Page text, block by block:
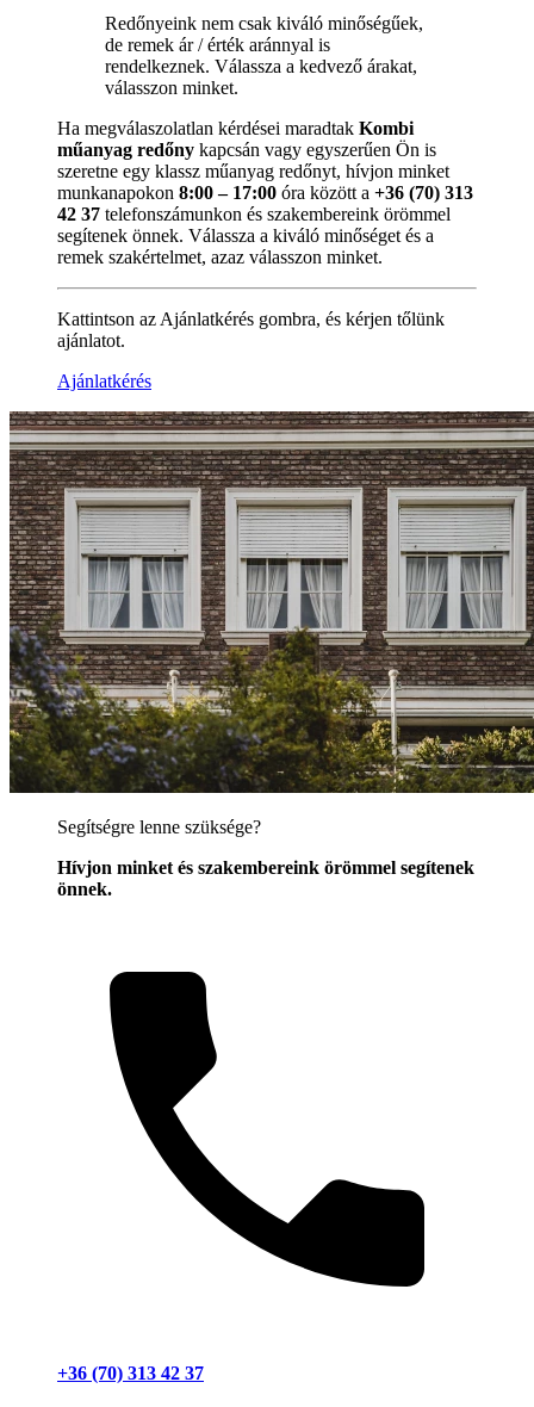
Redőnyeink nem csak kiváló minőségűek,
de remek ár / érték aránnyal is
rendelkeznek. Válassza a kedvező árakat,
válasszon minket.
Ha megválaszolatlan kérdései maradtak Kombi
műanyag redőny kapcsán vagy egyszerűen Ön is
szeretne egy klassz műanyag redőnyt, hívjon minket
munkanapokon 8:00 – 17:00 óra között a +36 (70) 313
42 37 telefonszámunkon és szakembereink örömmel
segítenek önnek. Válassza a kiváló minőséget és a
remek szakértelmet, azaz válasszon minket.
Kattintson az Ajánlatkérés gombra, és kérjen tőlünk
ajánlatot.
Ajánlatkérés
Segítségre lenne szüksége?
Hívjon minket és szakembereink örömmel segítenek
önnek.
+36 (70) 313 42 37